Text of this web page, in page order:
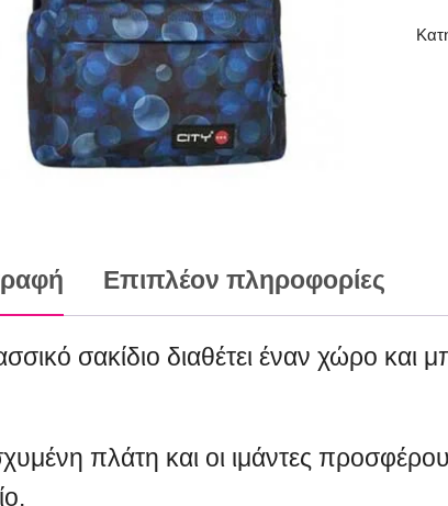
Επιπλέον πληροφορίες
σακίδιο διαθέτει έναν χώρο και
πλάτη και οι ιμάντες